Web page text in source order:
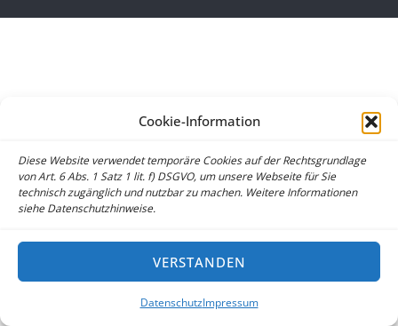
Cookie-Information
Diese Website verwendet temporäre Cookies auf der Rechtsgrundlage
von Art. 6 Abs. 1 Satz 1 lit. f) DSGVO, um unsere Webseite für Sie
technisch zugänglich und nutzbar zu machen. Weitere Informationen
siehe Datenschutzhinweise.
VERSTANDEN
DatenschutzImpressum